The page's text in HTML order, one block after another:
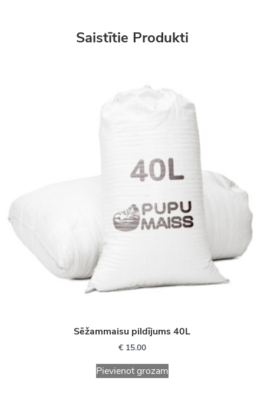
Saistītie Produkti
Sēžammaisu pildījums 40L
€15.00
Pievienot grozam